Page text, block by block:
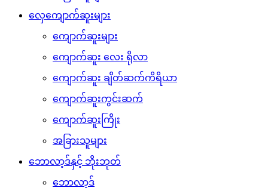
လှေကျောက်ဆူးများ
ကျောက်ဆူးများ
ကျောက်ဆူး လေး ရိုလာ
ကျောက်ဆူး ချိတ်ဆက်ကိရိယာ
ကျောက်ဆူးကွင်းဆက်
ကျောက်ဆူးကြိုး
အခြားသူများ
ဘောလာ့ဒ်နှင့် ဘိုးဘုတ်
ဘောလာ့ဒ်